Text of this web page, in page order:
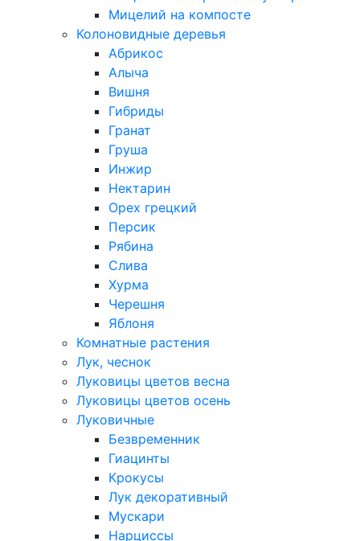
Мицелий на компосте
Колоновидные деревья
Абрикос
Алыча
Вишня
Гибриды
Гранат
Груша
Инжир
Нектарин
Орех грецкий
Персик
Рябина
Слива
Хурма
Черешня
Яблоня
Комнатные растения
Лук, чеснок
Луковицы цветов весна
Луковицы цветов осень
Луковичные
Безвременник
Гиацинты
Крокусы
Лук декоративный
Мускари
Нарциссы